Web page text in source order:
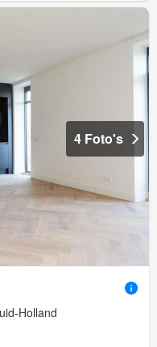
4 Foto's
Holland